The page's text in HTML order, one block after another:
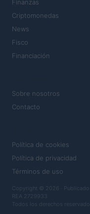
Finanzas
Criptomonedas
News
Fisco
Financiación
Sobre nosotros
Contacto
Política de cookies
Política de privacidad
Términos de uso
Copyright © 2026 ·
REA 2729933
Todos los derechos